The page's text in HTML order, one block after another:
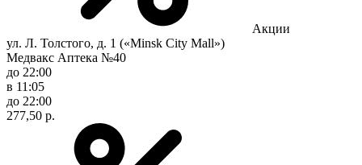
Акции
ул. Л. Толстого, д. 1 («Minsk City Mall»)
Медвакс Аптека №40
до 22:00
в 11:05
до 22:00
277,50 р.